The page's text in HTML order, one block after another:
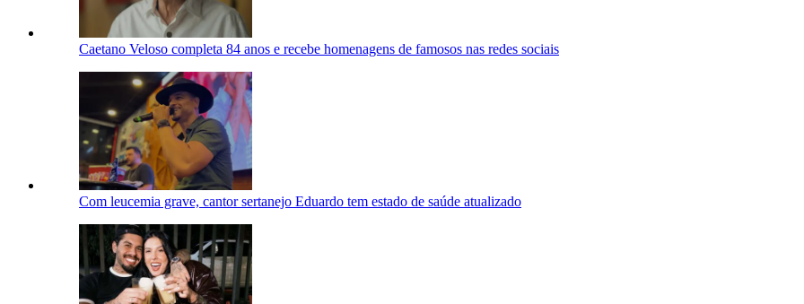
Caetano Veloso completa 84 anos e recebe homenagens de famosos nas redes sociais
Com leucemia grave, cantor sertanejo Eduardo tem estado de saúde atualizado